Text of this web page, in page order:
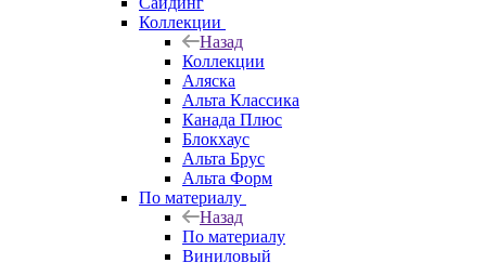
Коллекции
Назад
Коллекции
Аляска
Альта Классика
Канада Плюс
Блокхаус
Альта Брус
Альта Форм
По материалу
Назад
По материалу
Виниловый